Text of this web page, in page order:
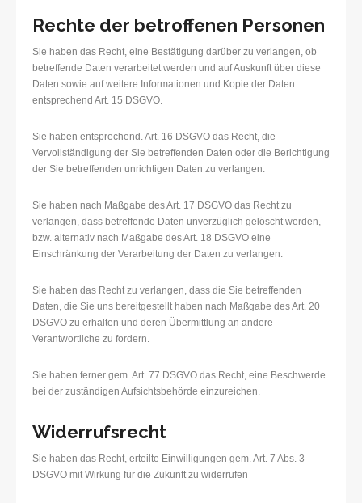
Rechte der betroffenen Personen
Sie haben das Recht, eine Bestätigung darüber zu verlangen, ob
betreffende Daten verarbeitet werden und auf Auskunft über diese
Daten sowie auf weitere Informationen und Kopie der Daten
entsprechend Art. 15 DSGVO.
Sie haben entsprechend. Art. 16 DSGVO das Recht, die
Vervollständigung der Sie betreffenden Daten oder die Berichtigung
der Sie betreffenden unrichtigen Daten zu verlangen.
Sie haben nach Maßgabe des Art. 17 DSGVO das Recht zu
verlangen, dass betreffende Daten unverzüglich gelöscht werden,
bzw. alternativ nach Maßgabe des Art. 18 DSGVO eine
Einschränkung der Verarbeitung der Daten zu verlangen.
Sie haben das Recht zu verlangen, dass die Sie betreffenden
Daten, die Sie uns bereitgestellt haben nach Maßgabe des Art. 20
DSGVO zu erhalten und deren Übermittlung an andere
Verantwortliche zu fordern.
Sie haben ferner gem. Art. 77 DSGVO das Recht, eine Beschwerde
bei der zuständigen Aufsichtsbehörde einzureichen.
Widerrufsrecht
Sie haben das Recht, erteilte Einwilligungen gem. Art. 7 Abs. 3
DSGVO mit Wirkung für die Zukunft zu widerrufen